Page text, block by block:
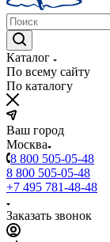
Каталог
По всему сайту
По каталогу
Ваш город
Москва
8 800 505-05-48
8 800 505-05-48
+7 495 781-48-48
Заказать звонок